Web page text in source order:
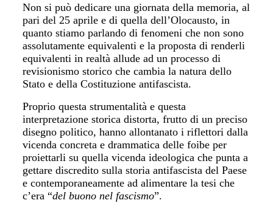
Non si può dedicare una giornata della memoria, al
pari del 25 aprile e di quella dell’Olocausto, in
quanto stiamo parlando di fenomeni che non sono
assolutamente equivalenti e la proposta di renderli
equivalenti in realtà allude ad un processo di
revisionismo storico che cambia la natura dello
Stato e della Costituzione antifascista.
Proprio questa strumentalità e questa
interpretazione storica distorta, frutto di un preciso
disegno politico, hanno allontanato i riflettori dalla
vicenda concreta e drammatica delle foibe per
proiettarli su quella vicenda ideologica che punta a
gettare discredito sulla storia antifascista del Paese
e contemporaneamente ad alimentare la tesi che
c’era “del buono nel fascismo”.